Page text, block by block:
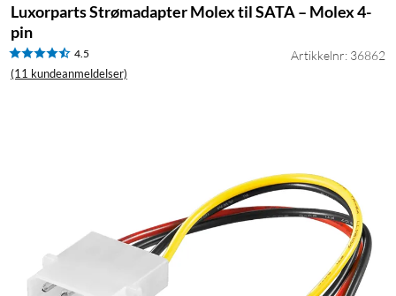
Luxorparts Strømadapter Molex til SATA – Molex 4-
pin
4.5
(11 kundeanmeldelser)
Artikkelnr: 36862